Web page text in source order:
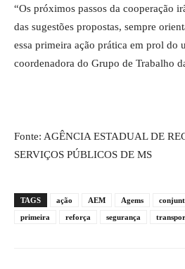
“Os próximos passos da cooperação
das sugestões propostas, sempre
essa primeira ação prática em prol do
coordenadora do Grupo de Trabalho
Fonte: AGÊNCIA ESTADUAL DE
SERVIÇOS PÚBLICOS DE MS
TAGS ação AEM Agems
primeira
reforça segurança